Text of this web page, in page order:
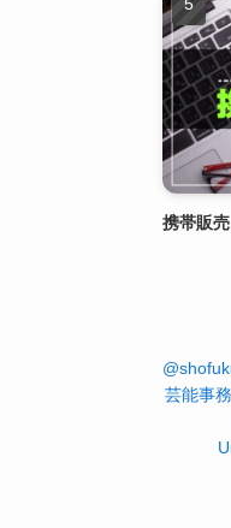
携帯販
芸能事